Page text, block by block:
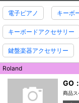
電子ピアノ キーボ
キーボードアクセサリー
鍵盤楽器アクセサリー
Roland
GO
商品